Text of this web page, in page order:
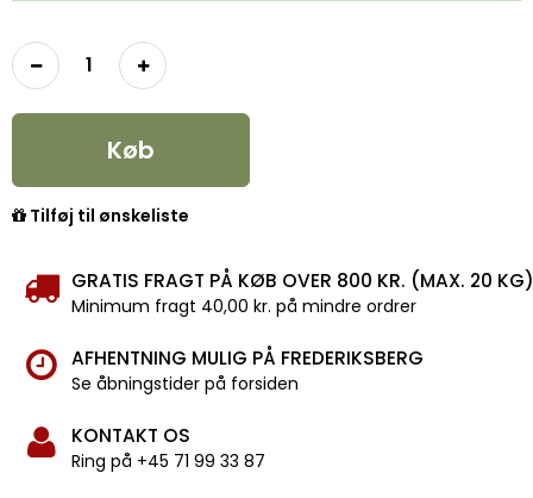
Køb
Tilføj til ønskeliste
GRATIS FRAGT PÅ KØB OVER 800 KR. (MAX. 20 KG)
Minimum fragt 40,00 kr. på mindre ordrer
AFHENTNING MULIG PÅ FREDERIKSBERG
Se åbningstider på forsiden
KONTAKT OS
Ring på +45 71 99 33 87